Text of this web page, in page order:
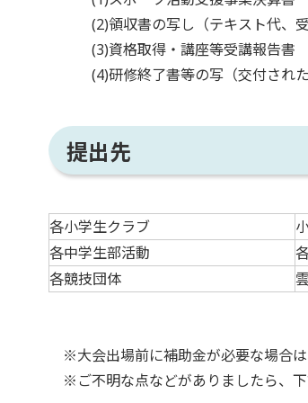
(2)領収書の写し（テキスト代、受
(3)資格取得・講座等受講報告書
(4)研修終了書等の写（交付された
提出先
各小学生クラブ
各中学生部活動
各競技団体
※大会出場前に補助金が必要な場合は
※ご不明な点などがありましたら、下